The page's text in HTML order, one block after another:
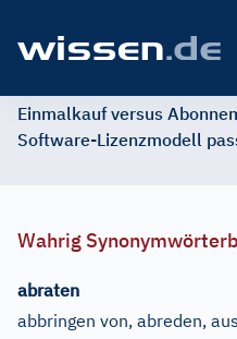
Einmalkauf versus
Software-Lizenzmodell
Wahrig
abraten
abbringen von, abreden,